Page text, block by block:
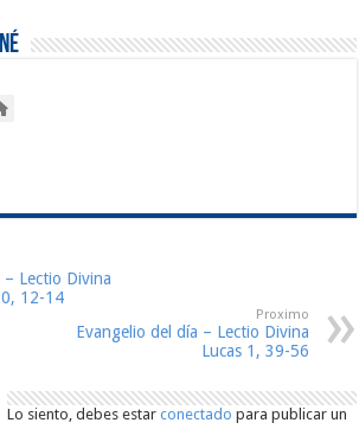
– Lectio Divina
12-14
Proximo
Evangelio del día – Lectio Divina
Lucas 1, 39-56
Lo siento, debes estarconectado para publicar un